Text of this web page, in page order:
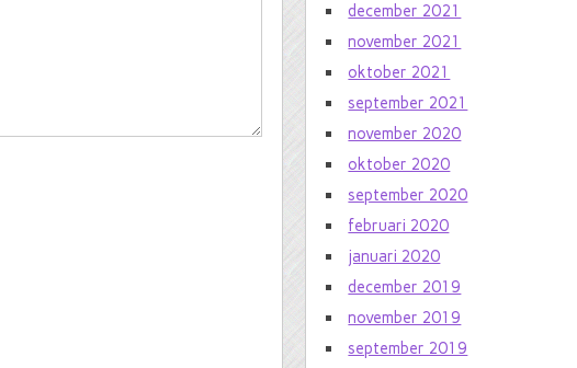
december 2021
november 2021
oktober 2021
september 2021
november 2020
oktober 2020
september 2020
februari 2020
januari 2020
december 2019
november 2019
september 2019